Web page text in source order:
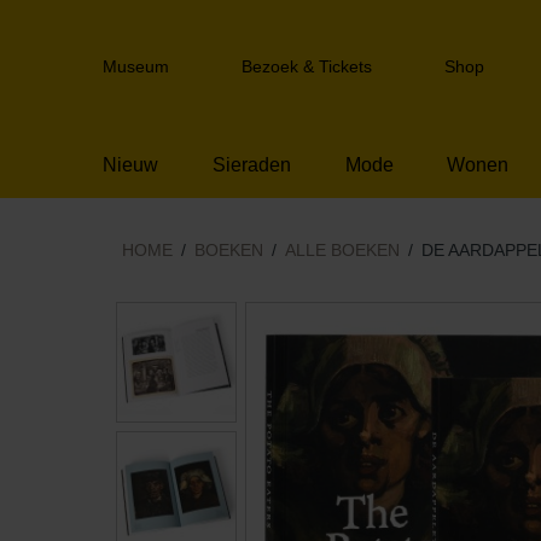
Spring
Header
Museum Bezoek & Tickets Shop
Nieuw Sieraden Mode Wonen
HOME BOEKEN ALLE BOEKEN DE